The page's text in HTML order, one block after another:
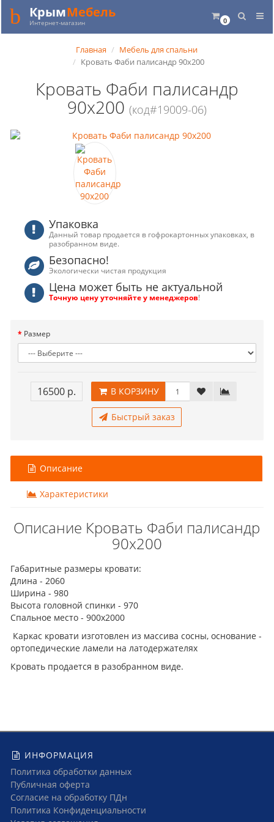
0
КрымМебель
Интернет-магазин
Главная
Мебель для спальни
Кровать Фаби палисандр 90х200
Кровать Фаби палисандр
90х200 (код#19009-06)
Упаковка
Данный товар продается в гофрокартонных упаковках, в
разобранном виде.
Безопасно!
Экологически чистая продукция
Цена может быть не актуальной
Точную цену уточняйте у менеджеров!
Размер
16500 р. В КОРЗИНУ
Быстрый заказ
Описание
Характеристики
Описание Кровать Фаби палисандр
90х200
Габаритные размеры кровати:
Длина - 2060
Ширина - 980
Высота головной спинки - 970
Спальное место - 900х2000
Каркас кровати изготовлен из массива сосны, основание -
ортопедические ламели на латодержателях
Кровать продается в разобранном виде.
ИНФОРМАЦИЯ
Политика обработки данных
Публичная оферта
Согласие на обработку ПДн
Политика Конфиденциальности